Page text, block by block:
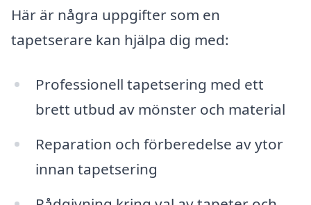
Här är några uppgifter som en
tapetserare kan hjälpa dig med:
Professionell tapetsering med ett
brett utbud av mönster och material
Reparation och förberedelse av ytor
innan tapetsering